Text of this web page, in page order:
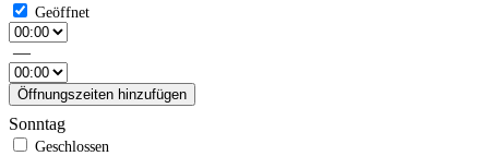
—
Öffnungszeiten hinzufügen
Sonntag